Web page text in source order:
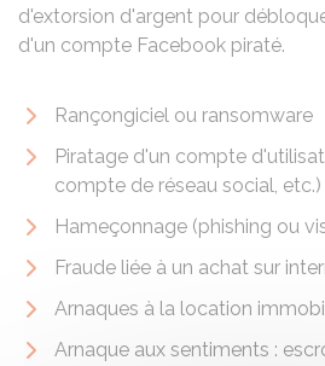
d'extorsion d'argent pour
d'un compte Facebook piraté.
Rançongiciel ou ransomware
Piratage d'un compte
compte de réseau social, etc.)
Hameçonnage (phishing ou
Fraude liée à un achat sur
Arnaques à la location
Arnaque aux sentiments :